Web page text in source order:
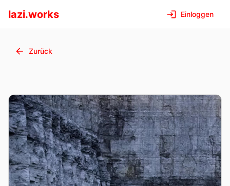
lazi.works Einloggen
Zurück